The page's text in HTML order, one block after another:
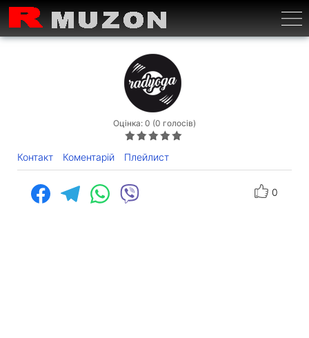
Оцінка: 0 (0 голосів)
Контакт Коментарій Плейлист
0